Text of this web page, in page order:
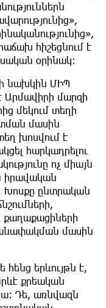
հիշեցնում է
օրինակ։
նախկին ՄԻՊ
մարզի
մեկում տեղի
մասին
խոսվում է
հարկադրելու
ոչ միայն
իրավական
Խոսքը ընտրական
քաղաքացիների
մասին
երևույթն է,
քրեական
Դե, առնվազն